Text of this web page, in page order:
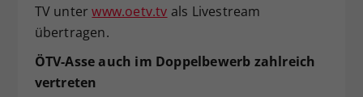
TV unterwww.oetv.tv als Livestream
übertragen.
ÖTV-Asse auch im Doppelbewerb zahlreich
vertreten